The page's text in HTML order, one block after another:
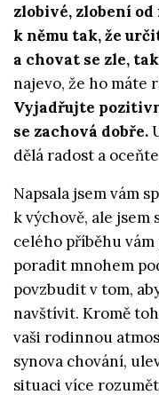
zlobivé, zlobení
k němu tak, že
a chovat se zle,
najevo, že ho máte
Vyjadřujte
se zachová dobře.
dělá radost a
Napsala jsem vám
k výchově, ale jsem
celého příběhu vám
poradit mnohem
povzbudit v tom,
navštívit. Kromě
vaši rodinnou
synova chování,
situaci více